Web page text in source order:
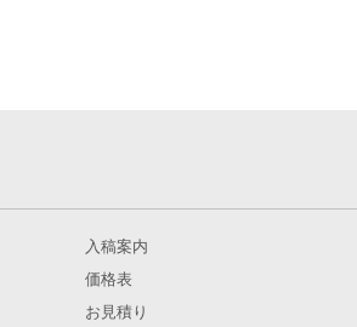
入稿案内
価格表
お見積り